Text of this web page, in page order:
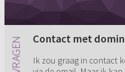
Contact met
Ik zou graag in contact